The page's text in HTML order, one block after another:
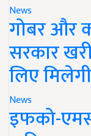
News
गोबर और
सरकार
लिए
News
इफको-